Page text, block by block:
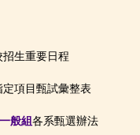
招生重要日程
定項目甄試彙整表
一般組 各系甄選辦法